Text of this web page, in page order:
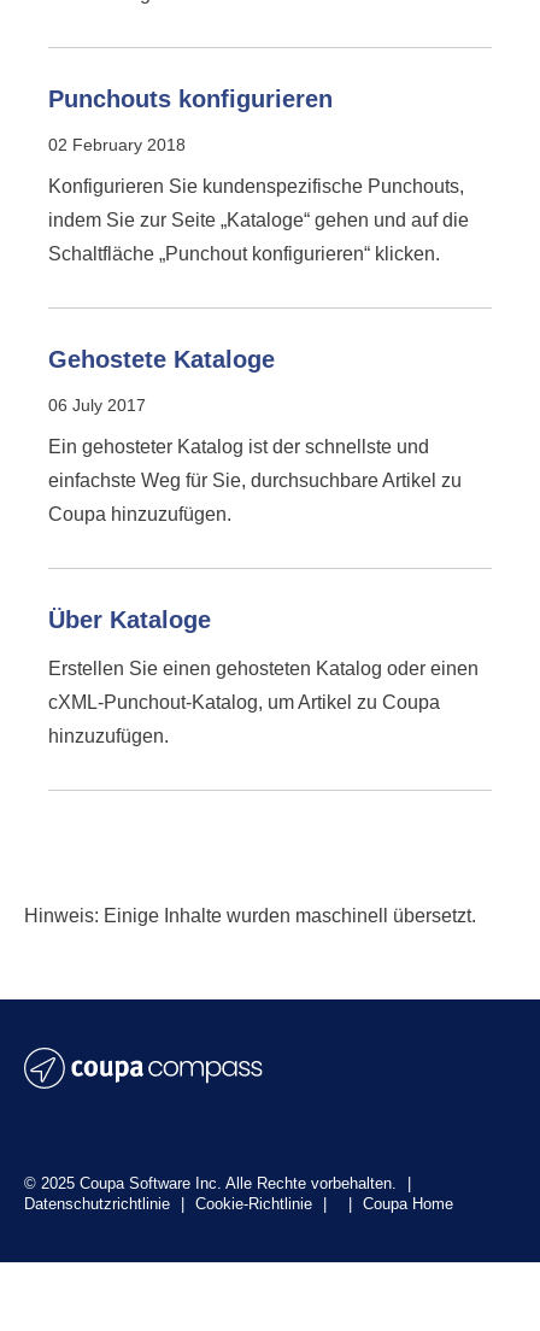
Punchouts konfigurieren
02 February 2018
Konfigurieren Sie kundenspezifische Punchouts,
indem Sie zur Seite „Kataloge“ gehen und auf die
Schaltfläche „Punchout konfigurieren“ klicken.
Gehostete Kataloge
06 July 2017
Ein gehosteter Katalog ist der schnellste und
einfachste Weg für Sie, durchsuchbare Artikel zu
Coupa hinzuzufügen.
Über Kataloge
Erstellen Sie einen gehosteten Katalog oder einen
cXML-Punchout-Katalog, um Artikel zu Coupa
hinzuzufügen.
Hinweis: Einige Inhalte wurden maschinell übersetzt.
© 2025 Coupa Software Inc. Alle Rechte vorbehalten.
Datenschutzrichtlinie
Cookie-Richtlinie Coupa Home